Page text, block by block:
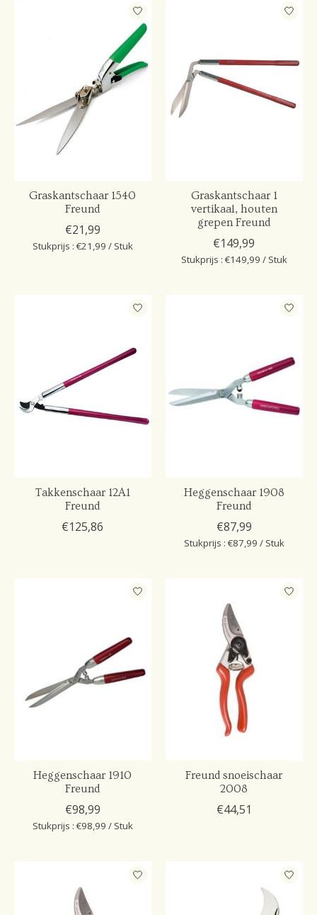
Graskantschaar 1540
Freund
€21,99
Stukprijs : €21,99 / Stuk
Graskantschaar 1
vertikaal, houten
grepen Freund
€149,99
Stukprijs : €149,99 / Stuk
Takkenschaar 12A1
Freund
€125,86
Heggenschaar 1908
Freund
€87,99
Stukprijs : €87,99 / Stuk
Heggenschaar 1910
Freund
€98,99
Stukprijs : €98,99 / Stuk
Freund snoeischaar
2008
€44,51